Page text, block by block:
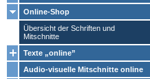
Online-Shop
Übersicht der Schriften und
Mitschnitte
Texte „online”
Audio-visuelle Mitschnitte online